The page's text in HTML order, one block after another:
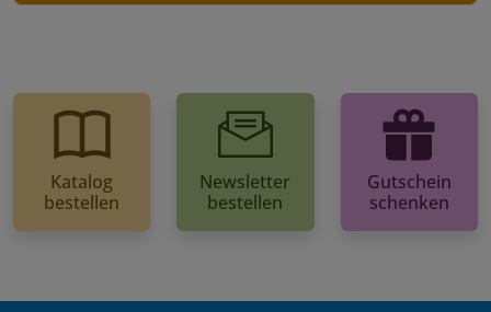
Katalog
bestellen
Newsletter
bestellen
Gutschein
schenken